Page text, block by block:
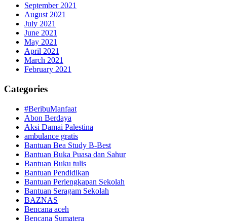
September 2021
August 2021
July 2021
June 2021
May 2021
April 2021
March 2021
February 2021
Categories
#BeribuManfaat
Abon Berdaya
Aksi Damai Palestina
ambulance gratis
Bantuan Bea Study B-Best
Bantuan Buka Puasa dan Sahur
Bantuan Buku tulis
Bantuan Pendidikan
Bantuan Perlengkapan Sekolah
Bantuan Seragam Sekolah
BAZNAS
Bencana aceh
Bencana Sumatera